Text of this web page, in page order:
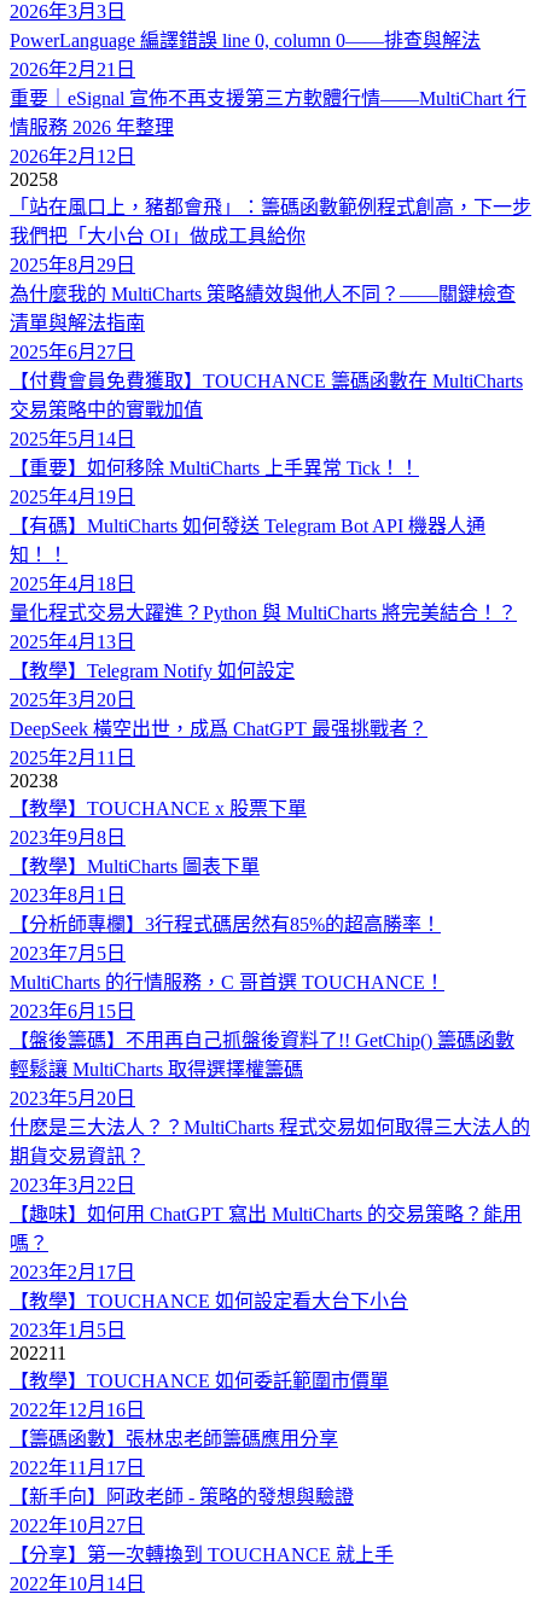
2026年3月3日
PowerLanguage 編譯錯誤 line 0, column 0——排查與解法
2026年2月21日
重要｜eSignal 宣佈不再支援第三方軟體行情——MultiChart 行
情服務 2026 年整理
2026年2月12日
20258
「站在風口上，豬都會飛」：籌碼函數範例程式創高，下一步
我們把「大小台 OI」做成工具給你
2025年8月29日
為什麼我的 MultiCharts 策略績效與他人不同？——關鍵檢查
清單與解法指南
2025年6月27日
【付費會員免費獲取】TOUCHANCE 籌碼函數在 MultiCharts
交易策略中的實戰加值
2025年5月14日
【重要】如何移除 MultiCharts 上手異常 Tick！！
2025年4月19日
【有碼】MultiCharts 如何發送 Telegram Bot API 機器人通
知！！
2025年4月18日
量化程式交易大躍進？Python 與 MultiCharts 將完美結合！？
2025年4月13日
【教學】Telegram Notify 如何設定
2025年3月20日
DeepSeek 橫空出世，成爲 ChatGPT 最强挑戰者？
2025年2月11日
20238
【教學】TOUCHANCE x 股票下單
2023年9月8日
【教學】MultiCharts 圖表下單
2023年8月1日
【分析師專欄】3行程式碼居然有85%的超高勝率！
2023年7月5日
MultiCharts 的行情服務，C 哥首選 TOUCHANCE！
2023年6月15日
【盤後籌碼】不用再自己抓盤後資料了!! GetChip() 籌碼函數
輕鬆讓 MultiCharts 取得選擇權籌碼
2023年5月20日
什麽是三大法人？？MultiCharts 程式交易如何取得三大法人的
期貨交易資訊？
2023年3月22日
【趣味】如何用 ChatGPT 寫出 MultiCharts 的交易策略？能用
嗎？
2023年2月17日
【教學】TOUCHANCE 如何設定看大台下小台
2023年1月5日
202211
【教學】TOUCHANCE 如何委託範圍市價單
2022年12月16日
【籌碼函數】張林忠老師籌碼應用分享
2022年11月17日
【新手向】阿政老師 - 策略的發想與驗證
2022年10月27日
【分享】第一次轉換到 TOUCHANCE 就上手
2022年10月14日